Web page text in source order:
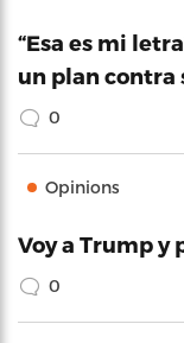
“Esa es mi
un plan contra
0
Opinions
Voy a Trump y
0